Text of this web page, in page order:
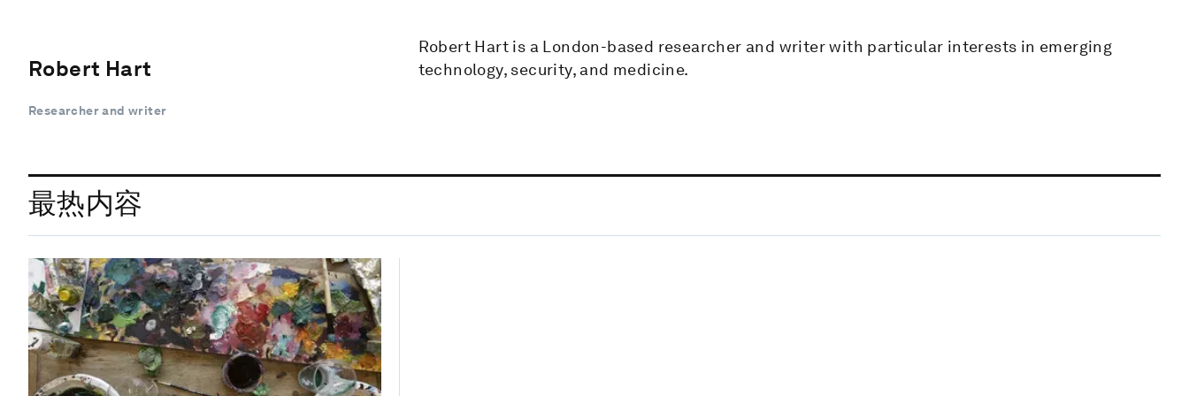
Robert Hart
Researcher and writer
Robert Hart is a London-based researcher and writer with particular interests in emerging
technology, security, and medicine.
最热内容